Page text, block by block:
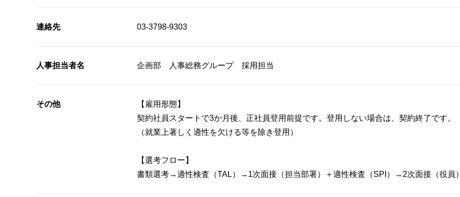
連絡先 03-3798-9303
人事担当者名 企画部 人事総務グループ 採用担当
その他
【雇用形態】
契約社員スタートで3か月後、正社員登用前提です。登用しない場合は、契約終了です。
（就業上著しく適性を欠ける等を除き登用）
【選考フロー】
書類選考→適性検査（TAL）→1次面接（担当部署）＋適性検査（SPI）→2次面接（役員）